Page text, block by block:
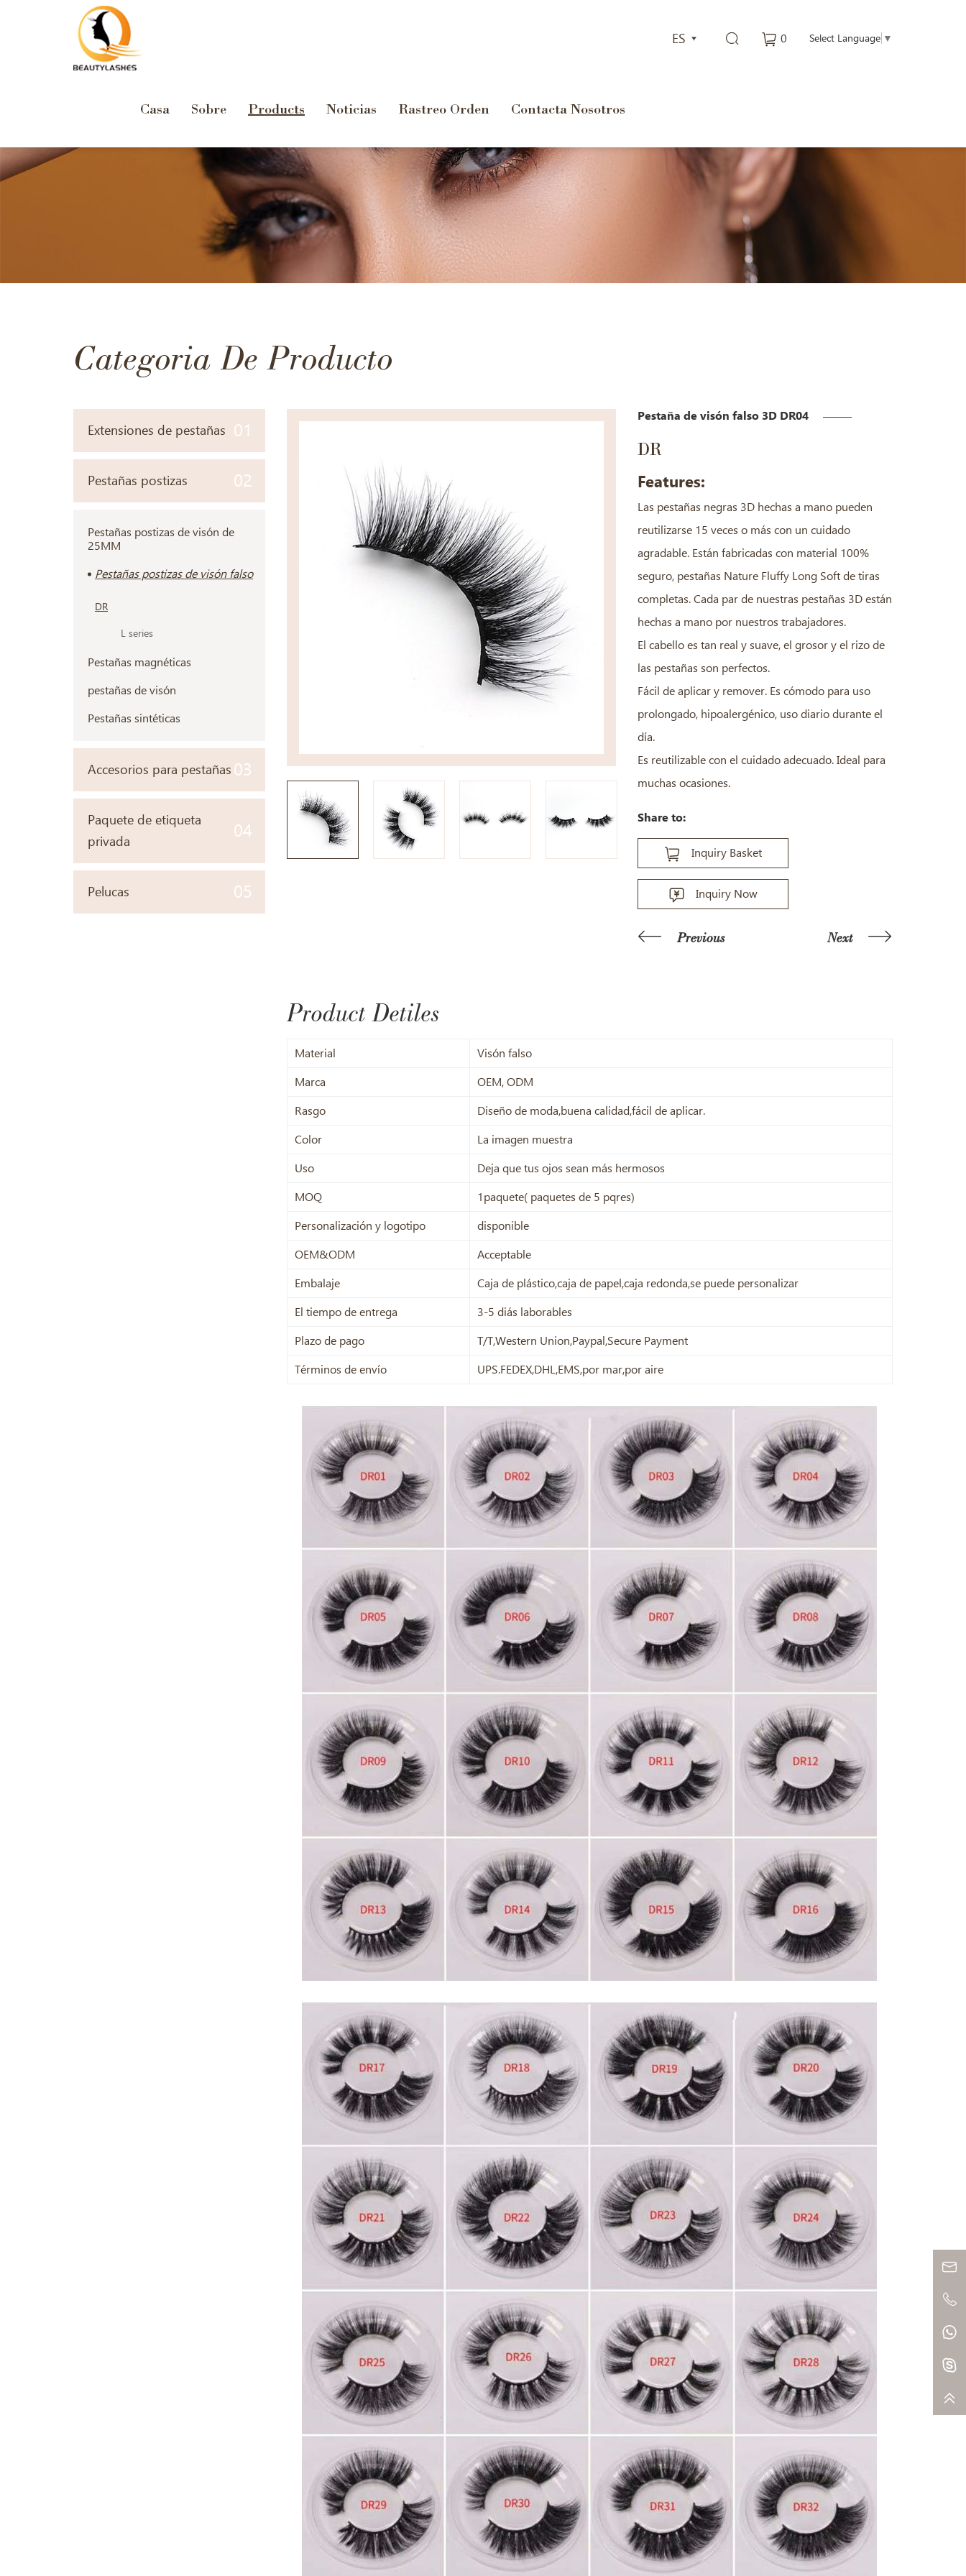
Select Language ▼
0
ES
Casa Sobre Products Noticias Rastreo Orden Contacta Nosotros
Categoria De Producto
Extensiones de pestañas 01
Pestañas postizas 02
Pestañas postizas de visón de
25MM
Pestañas postizas de visón falso
DR
L series
Pestañas magnéticas
pestañas de visón
Pestañas sintéticas
Accesorios para pestañas 03
Paquete de etiqueta
privada
04
Pelucas 05
Pestaña de visón falso 3D DR04
DR
Features:
Las pestañas negras 3D hechas a mano pueden
reutilizarse 15 veces o más con un cuidado
agradable. Están fabricadas con material 100%
seguro, pestañas Nature Fluffy Long Soft de tiras
completas. Cada par de nuestras pestañas 3D están
hechas a mano por nuestros trabajadores.
El cabello es tan real y suave, el grosor y el rizo de
las pestañas son perfectos.
Fácil de aplicar y remover. Es cómodo para uso
prolongado, hipoalergénico, uso diario durante el
día.
Es reutilizable con el cuidado adecuado. Ideal para
muchas ocasiones.
Share to:
Inquiry Basket
Inquiry Now
Previous Next
Product Detiles
Material Visón falso
Marca OEM, ODM
Rasgo Diseño de moda,buena calidad,fácil de aplicar.
Color La imagen muestra
Uso Deja que tus ojos sean más hermosos
MOQ 1paquete( paquetes de 5 pqres)
Personalización y logotipo disponible
OEM&ODM Acceptable
Embalaje Caja de plástico,caja de papel,caja redonda,se puede personalizar
El tiempo de entrega 3-5 diás laborables
Plazo de pago T/T,Western Union,Paypal,Secure Payment
Términos de envío UPS.FEDEX,DHL,EMS,por mar,por aire